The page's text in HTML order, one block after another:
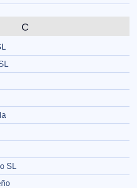
C
SL